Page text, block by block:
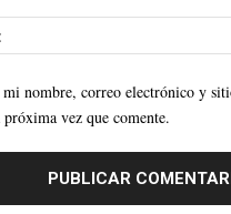
nombre, correo electrónico y
vez que comente.